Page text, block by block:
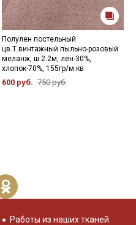
Полулен постельный
цв.Т.винтажный пыльно-розовый
меланж, ш.2.2м, лен-30%,
хлопок-70%, 155гр/м.кв
600 руб. 750 руб.
Работы из наших тканей